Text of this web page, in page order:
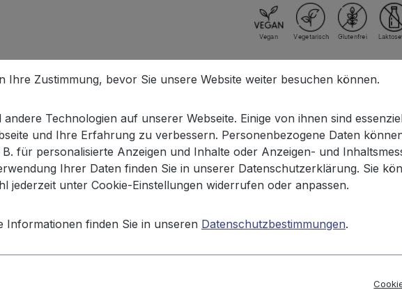
Karamell süß 200g"
der Tüte bietet dieses Karamell-veredelte XOX-Popcorn ein
Farbstoffe oder Aromen wird das leicht karamellisierte
Emulgator: Lecithine. Hergestellt in Deutschland.
Ihre Zustimmung, bevor Sie unsere Website weiter besuchen können.
Technologien auf unserer Webseite. Einige von ihnen sind
und Ihre Erfahrung zu verbessern. Personenbezogene Daten
für personalisierte Anzeigen und Inhalte oder Anzeigen- und
Ihrer Daten finden Sie in unserer Datenschutzerklärung. Sie
jederzeit unter Cookie-Einstellungen widerrufen oder anpassen.
Informationen finden Sie in unseren Datenschutzbestimmungen.